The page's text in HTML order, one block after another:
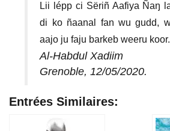
Lii lépp ci Sëriñ Aafiya Ñaŋ
di ko ñaanal fan wu gudd,
aajo ju faju barkeb weeru koor.
Al-Habdul Xadiim
Grenoble, 12/05/2020.
Entrées Similaires: